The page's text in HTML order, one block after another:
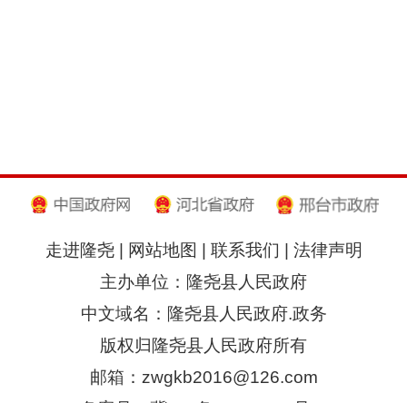
走进隆尧| 网站地图 联系我们
法律声明
主办单位：隆尧县人民政府
中文域名：隆尧县人民政府.政务
版权归隆尧县人民政府所有
邮箱：zwgkb2016@126.com